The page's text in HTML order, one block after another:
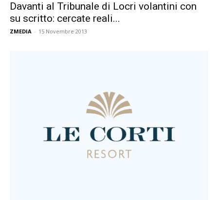
Davanti al Tribunale di Locri volantini con
su scritto: cercate reali...
ZMEDIA - 15 Novembre 2013